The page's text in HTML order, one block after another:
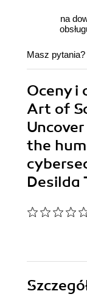
na
Masz pytania?
Oceny i
Art of
the
Desilda